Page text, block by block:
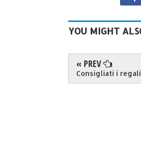
YOU MIGHT
« PREV
Consigliati i